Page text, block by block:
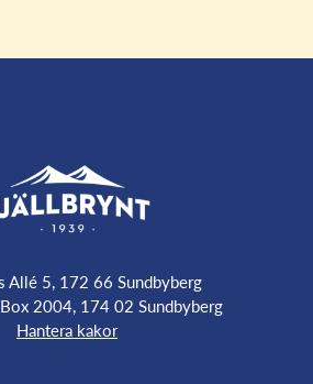
Allé 5, 172 66 Sundbyberg
2004, 174 02 Sundbyberg
Hantera kakor